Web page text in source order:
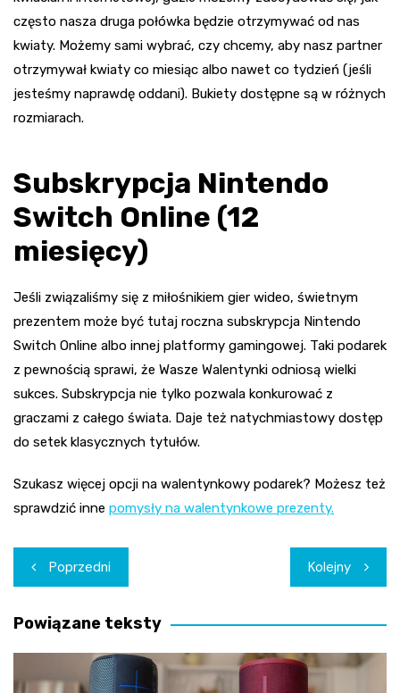
często nasza druga połówka będzie otrzymywać od nas
kwiaty. Możemy sami wybrać, czy chcemy, aby nasz partner
otrzymywał kwiaty co miesiąc albo nawet co tydzień (jeśli
jesteśmy naprawdę oddani). Bukiety dostępne są w różnych
rozmiarach.
Subskrypcja Nintendo
Switch Online (12
miesięcy)
Jeśli związaliśmy się z miłośnikiem gier wideo, świetnym
prezentem może być tutaj roczna subskrypcja Nintendo
Switch Online albo innej platformy gamingowej. Taki podarek
z pewnością sprawi, że Wasze Walentynki odniosą wielki
sukces. Subskrypcja nie tylko pozwala konkurować z
graczami z całego świata. Daje też natychmiastowy dostęp
do setek klasycznych tytułów.
Szukasz więcej opcji na walentynkowy podarek? Możesz też
sprawdzić inne pomysły na walentynkowe prezenty.
Nawigacja
wpisu
Poprzedni Kolejny
Powiązane teksty